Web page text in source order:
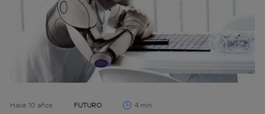
Hace 10 años FUTURO 4 min